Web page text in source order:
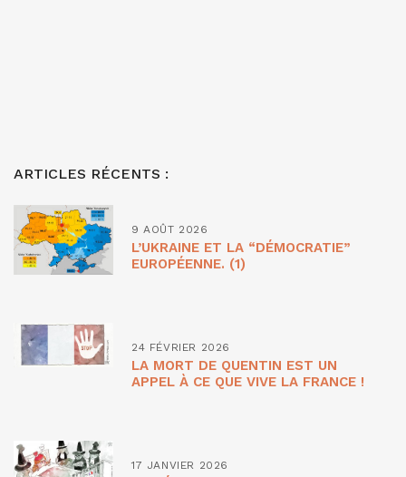
ARTICLES RÉCENTS :
9 AOÛT 2026
L’UKRAINE ET LA “DÉMOCRATIE”
EUROPÉENNE. (1)
24 FÉVRIER 2026
LA MORT DE QUENTIN EST UN
APPEL À CE QUE VIVE LA FRANCE !
17 JANVIER 2026